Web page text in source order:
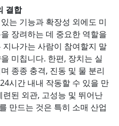
결합
는 기능과 확장성 외에도 미
장려하는 데 중요한 역할을
나가는 사람이 참여할지 말
미칩니다. 한편, 장치는 실
종종 충격, 진동 및 물 분리
시간 내내 작동할 수 있을 만
된 외관, 고성능 및 뛰어난
만드는 것은 특히 소매 산업